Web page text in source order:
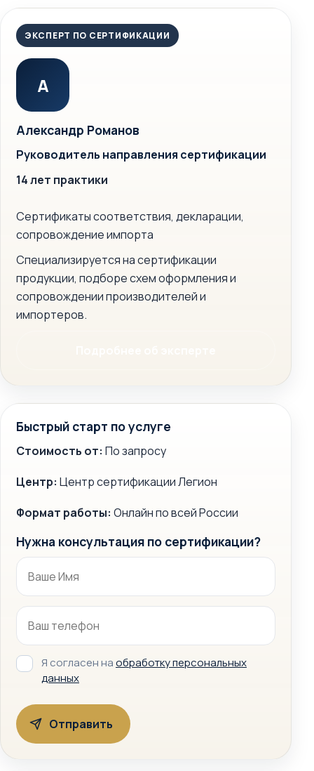
ЭКСПЕРТ ПО СЕРТИФИКАЦИИ
А
Александр Романов
Руководитель направления сертификации
14 лет практики
Сертификаты соответствия, декларации,
сопровождение импорта
Специализируется на сертификации
продукции, подборе схем оформления и
сопровождении производителей и
импортеров.
Быстрый старт по услуге
Стоимость от: По запросу
Центр: Центр сертификации Легион
Формат работы: Онлайн по всей России
Нужна консультация по сертификации?
Я согласен наобработку персональных
данных